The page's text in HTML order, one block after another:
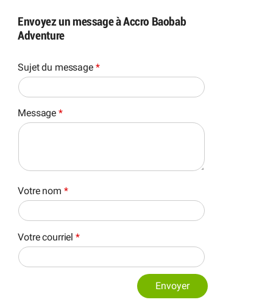
Envoyez un message à Accro Baobab
Adventure
Sujet du message *
Message *
Votre nom *
Votre courriel *
Envoyer